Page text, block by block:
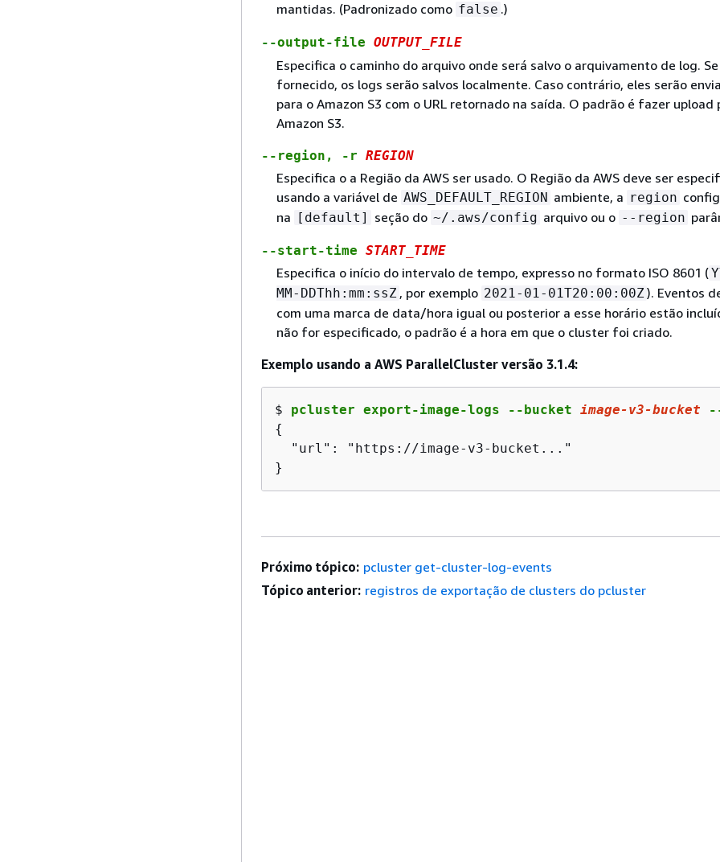
mantidas. (Padronizado como false .)
--output-file OUTPUT_FILE
Especifica o caminho do arquivo onde será salvo o arquivamento de log.
fornecido, os logs serão salvos localmente. Caso contrário, eles serão
para o Amazon S3 com o URL retornado na saída. O padrão é fazer upload
Amazon S3.
--region, -r REGION
Especifica o a Região da AWS ser usado. O Região da AWS deve ser
usando a variável de AWS_DEFAULT_REGION ambiente, a region
na [default] seção do ~/.aws/config arquivo ou o --region
--start-time START_TIME
Especifica o início do intervalo de tempo, expresso no formato ISO 8601 (
MM-DDThh:mm:ssZ , por exemplo 2021-01-01T20:00:00Z ). Eventos
com uma marca de data/hora igual ou posterior a esse horário estão
não for especificado, o padrão é a hora em que o cluster foi criado.
Exemplo usando a AWS ParallelCluster versão 3.1.4:
$ pcluster export-image-logs --bucket image-v3-bucket
{
  "url": "https://image-v3-bucket..."
}
Próximo tópico: pcluster get-cluster-log-events
Tópico anterior: registros de exportação de clusters do pcluster